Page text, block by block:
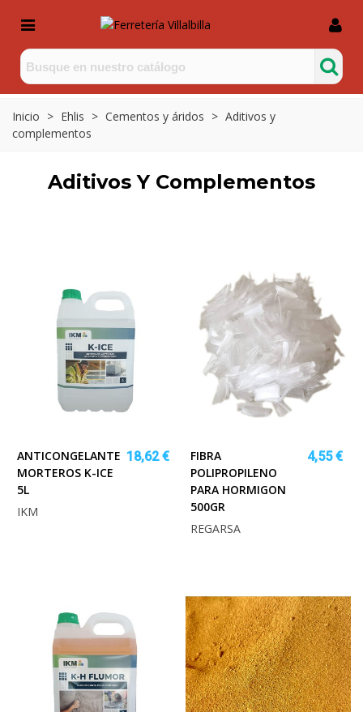
Inicio > Ehlis > Cementos y áridos > Aditivos y
complementos
Aditivos Y Complementos
ANTICONGELANTE
MORTEROS K-ICE
5L
18,62 €
IKM
FIBRA
POLIPROPILENO
PARA HORMIGON
500GR
4,55 €
REGARSA